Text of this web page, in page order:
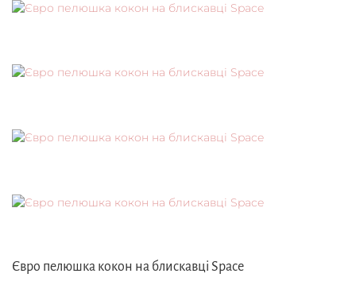
Євро пелюшка кокон на блискавці Space